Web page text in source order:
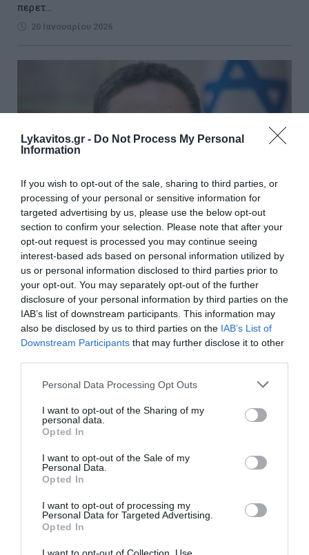
Lykavitos.gr - Do Not Process My Personal
Information
If you wish to opt-out of the sale, sharing to third parties, or
processing of your personal or sensitive information for
targeted advertising by us, please use the below opt-out
section to confirm your selection. Please note that after your
opt-out request is processed you may continue seeing
interest-based ads based on personal information utilized by
us or personal information disclosed to third parties prior to
your opt-out. You may separately opt-out of the further
disclosure of your personal information by third parties on the
IAB’s list of downstream participants. This information may
also be disclosed by us to third parties on the IAB’s List of
Downstream Participants that may further disclose it to other
Please note that this website/app uses one or more Google
not limited to your visit or usage behaviour. You may click to
grant or deny consent to Google and its third-party tags to
use your data for below specified purposes in below Google
consent section.
Personal Data Processing Opt Outs
I want to opt-out of the Sharing of my
personal data.
Opted In
I want to opt-out of the Sale of my
Personal Data.
Opted In
I want to opt-out of processing my
Personal Data for Targeted Advertising.
Opted In
περετ...
20 Ιανουαρίου 2026
Ισραέλ Κατζ για Χαμενεΐ: Είναι ο σύγχρονος
Χίτλερ – Δεν μπορεί να συνεχίσει να υπάρχει
Επισκεπτόμενος το σημείο της σημερινής πυραυλικής
επίθεσης στη Χολόν, ένα από τα πολλά σημεία που
επλήγησαν από το Ιράν, ο υπουργός Άμυνας του Ισραήλ,...
19 Ιουνίου 2025